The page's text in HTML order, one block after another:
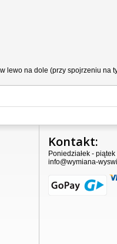
lewo na dole (przy spojrzeniu na
Kontakt:
Poniedziałek -
info@wymiana-